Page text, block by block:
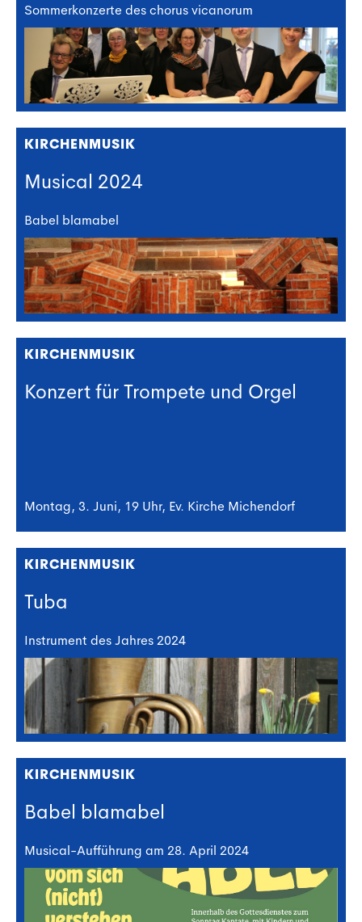
Sommerkonzerte des chorus vicanorum
KIRCHENMUSIK
Musical 2024
Babel blamabel
KIRCHENMUSIK
Konzert für Trompete und Orgel
Montag, 3. Juni, 19 Uhr, Ev. Kirche Michendorf
KIRCHENMUSIK
Tuba
Instrument des Jahres 2024
KIRCHENMUSIK
Babel blamabel
Musical-Aufführung am 28. April 2024